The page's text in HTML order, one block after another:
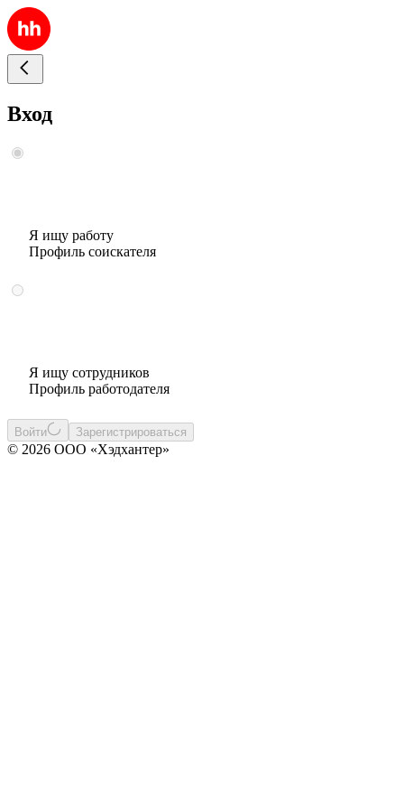
Вход
Я ищу работу
Профиль соискателя
Я ищу сотрудников
Профиль работодателя
Войти Зарегистрироваться
© 2026 ООО «Хэдхантер»